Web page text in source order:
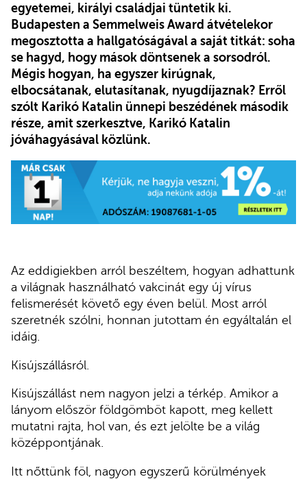
egyetemei, királyi családjai tüntetik ki.
Budapesten a Semmelweis Award átvételekor
megosztotta a hallgatóságával a saját titkát: soha
se hagyd, hogy mások döntsenek a sorsodról.
Mégis hogyan, ha egyszer kirúgnak,
elbocsátanak, elutasítanak, nyugdíjaznak? Erről
szólt Karikó Katalin ünnepi beszédének második
része, amit szerkesztve, Karikó Katalin
jóváhagyásával közlünk.
Az eddigiekben arról beszéltem, hogyan adhattunk
a világnak használható vakcinát egy új vírus
felismerését követő egy éven belül. Most arról
szeretnék szólni, honnan jutottam én egyáltalán el
idáig.
Kisújszállásról.
Kisújszállást nem nagyon jelzi a térkép. Amikor a
lányom először földgömböt kapott, meg kellett
mutatni rajta, hol van, és ezt jelölte be a világ
középpontjának.
Itt nőttünk föl, nagyon egyszerű körülmények